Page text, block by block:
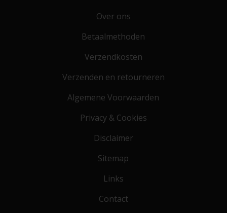
Over ons
Betaalmethoden
Verzendkosten
Verzenden en retourneren
Algemene Voorwaarden
Privacy & Cookies
Disclaimer
Sitemap
Links
Contact